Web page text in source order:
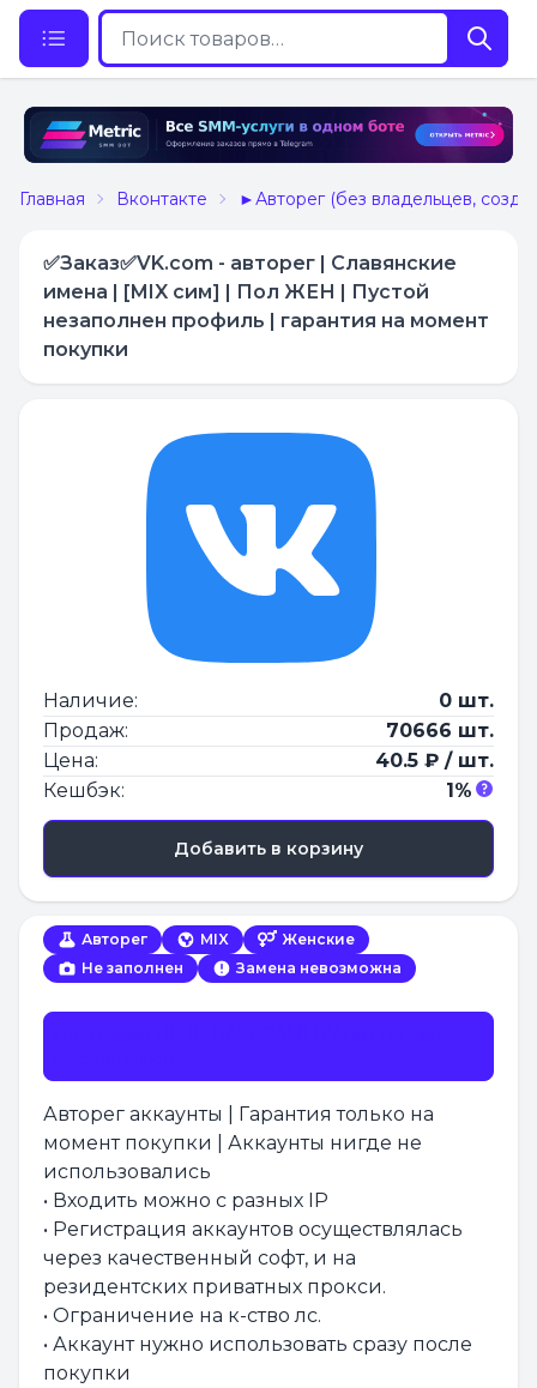
Главная Вконтакте ►Авторег (без владельцев,
✅Заказ✅VK.com - авторег | Славянские
имена | [MIX сим] | Пол ЖЕН | Пустой
незаполнен профиль | гарантия на момент
покупки
Авторег MIX
Женские
Не заполнен
Замена невозможна
Авторег аккаунты | Гарантия только на
момент покупки | Аккаунты нигде не
использовались
• Входить можно с разных IP
• Регистрация аккаунтов осуществлялась
через качественный софт, и на
резидентских приватных прокси.
• Ограничение на к-ство лс.
• Аккаунт нужно использовать сразу после
покупки
Наличие:
0 шт.
Продаж:
70666 шт.
Цена:
40.5 ₽ / шт.
Кешбэк:
1%
Добавить в корзину